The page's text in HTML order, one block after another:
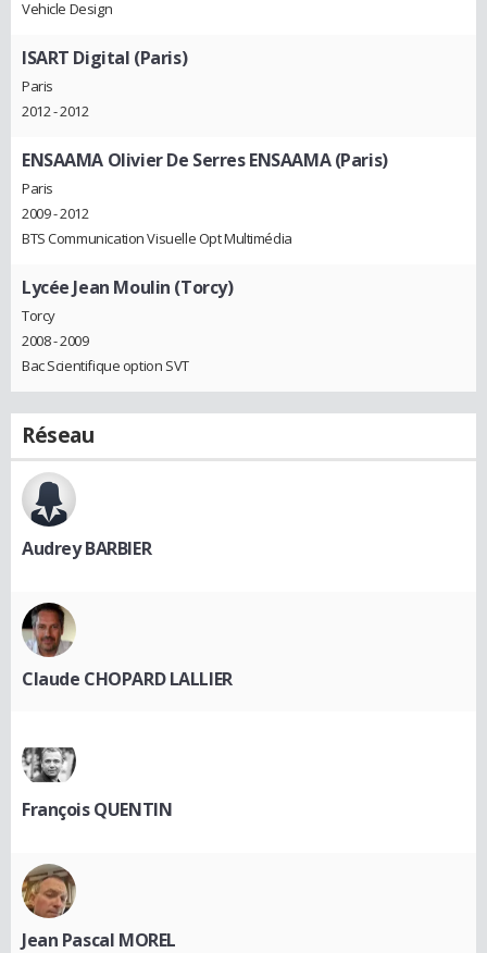
Vehicle Design
ISART Digital (Paris)
Paris
2012 - 2012
ENSAAMA Olivier De Serres ENSAAMA (Paris)
Paris
2009 - 2012
BTS Communication Visuelle Opt Multimédia
Lycée Jean Moulin (Torcy)
Torcy
2008 - 2009
Bac Scientifique option SVT
Réseau
Audrey BARBIER
Claude CHOPARD LALLIER
François QUENTIN
Jean Pascal MOREL